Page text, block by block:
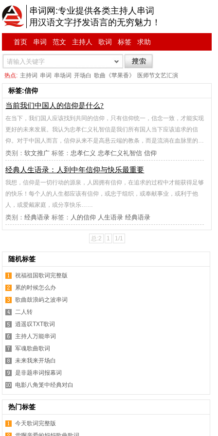
串词网:专业提供各类主持人串词
用汉语文字抒发语言的无穷魅力！
首页 串词 范文 主持人 歌词 标签 求助
热点: 主持词 串词 串场词 开场白 歌曲《苹果香》 医师节文艺汇演
标签:信仰
当前我们中国人的信仰是什么?
在当下，我们国人应该找到共同的信仰，只有信仰统一，信念一致，才能实现
更好的未来发展。我认为忠孝仁义礼智信是我们所有国人当下应该追求的信
仰。对于中国人而言，信仰从来不是高悬云端的教条，而是流淌在血脉里的…
类别：软文推广 标签：忠孝仁义 忠孝仁义礼智信 信仰
经典人生语录：人到中年信仰与快乐最重要
我想，信仰是一切行动的源泉，人因拥有信仰，在追求的过程中才能获得足够
的快乐！每个人的人生都应该有信仰，或忠于组织，或奉献事业，或利于他
人，或爱戴家庭，或分享快乐……
类别：经典语录 标签： 人的信仰 人生语录 经典语录
总:2 1 1/1
随机标签
祝福祖国歌词完整版
累的时候怎么办
歌曲鼓浪屿之波串词
二人转
逍遥叹TXT歌词
主持人万能串词
军魂歌曲歌词
未来我来开场白
是非题串词报幕词
电影八角笼中经典对白
热门标签
今天歌词完整版